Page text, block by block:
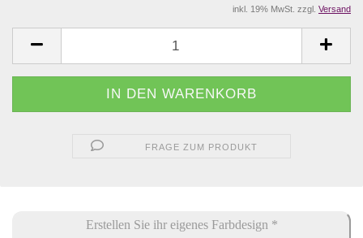
inkl. 19% MwSt. zzgl. Versand
FRAGE ZUM PRODUKT
Erstellen Sie ihr eigenes Farbdesign *